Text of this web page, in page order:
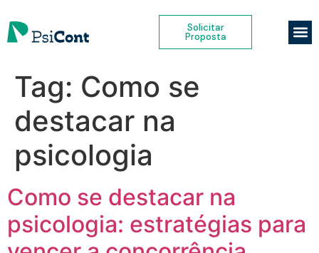
Solicitar
Proposta
Tag: Como se
destacar na
psicologia
Como se destacar na
psicologia: estratégias para